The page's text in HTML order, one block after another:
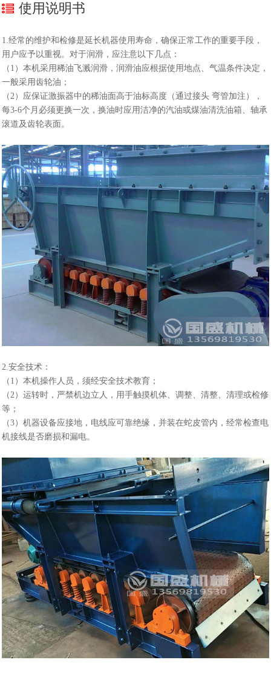
使用说明书
1.经常的维护和检修是延长机器使用寿命，确保正常工作的重要手段，
用户应予以重视。对于润滑，应注意以下几点：
（1）本机采用稀油飞溅润滑，润滑油应根据使用地点、气温条件决定，
一般采用齿轮油；
（2）应保证激振器中的稀油面高于油标高度（通过接头 弯管加注），
每3-6个月必须更换一次，换油时应用洁净的汽油或煤油清洗油箱、轴承
滚道及齿轮表面。
2.安全技术：
（1）本机操作人员，须经安全技术教育；
（2）运转时，严禁机边立人，用手触摸机体、调整、清整、清理或检修
等；
（3）机器设备应接地，电线应可靠绝缘，并装在蛇皮管内，经常检查电
机接线是否磨损和漏电。